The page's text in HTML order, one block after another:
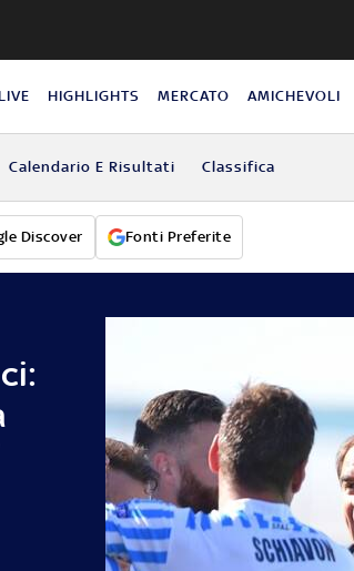
HIGHLIGHTS MERCATO AMICHEVOLI
Calendario E Risultati Classifica
Discover Fonti Preferite